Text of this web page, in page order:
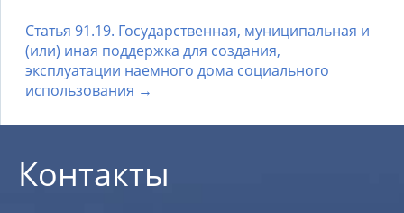
Статья 91.19. Государственная, муниципальная и
(или) иная поддержка для создания,
эксплуатации наемного дома социального
использования →
Контакты